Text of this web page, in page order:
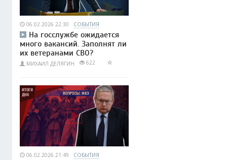
06.02.2026 22:30 СОБЫТИЯ
На госслужбе ожидается
много вакансий. Заполнят ли
их ветеранами СВО?
МИХАИЛ ДЕЛЯГИН 622
06.02.2026 21:49 СОБЫТИЯ